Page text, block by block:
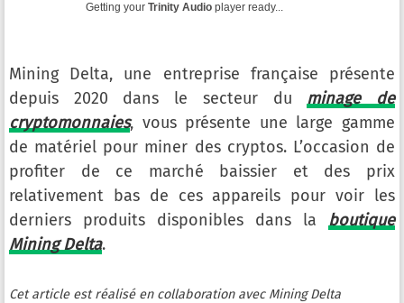
Getting your Trinity Audio player ready...
Mining Delta, une entreprise française présente
depuis 2020 dans le secteur du minage de
cryptomonnaies, vous présente une large gamme
de matériel pour miner des cryptos. L’occasion de
profiter de ce marché baissier et des prix
relativement bas de ces appareils pour voir les
derniers produits disponibles dans la boutique
Mining Delta.
Cet article est réalisé en collaboration avec Mining Delta